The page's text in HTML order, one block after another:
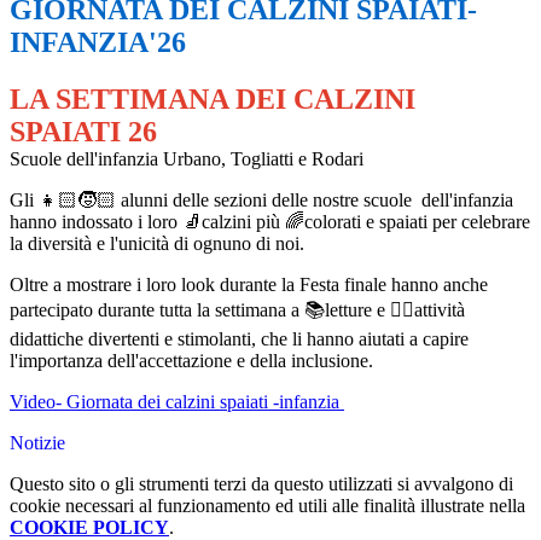
GIORNATA DEI CALZINI SPAIATI-
INFANZIA'26
LA SETTIMANA DEI CALZINI
SPAIATI 26
Scuole dell'infanzia Urbano, Togliatti e Rodari
Gli 👧🏻🧒🏻 alunni delle sezioni delle nostre scuole dell'infanzia
hanno indossato i loro 🧦calzini più 🌈colorati e spaiati per celebrare
la diversità e l'unicità di ognuno di noi.
Oltre a mostrare i loro look durante la Festa finale hanno anche
partecipato durante tutta la settimana a 📚letture e ✍🏼attività
didattiche divertenti e stimolanti, che li hanno aiutati a capire
l'importanza dell'accettazione e della inclusione.
Video- Giornata dei calzini spaiati -infanzia
Notizie
Questo sito o gli strumenti terzi da questo utilizzati si avvalgono di
cookie necessari al funzionamento ed utili alle finalità illustrate nella
COOKIE POLICY.